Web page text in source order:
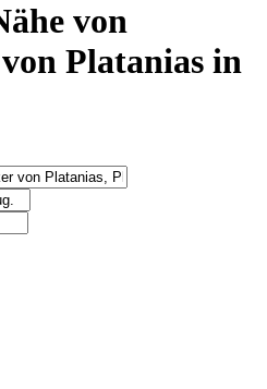
von
Platanias in